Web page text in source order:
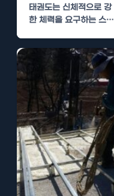
태권도는 신체적으로 강
한 체력을 요구하는 스포
수적이며,…